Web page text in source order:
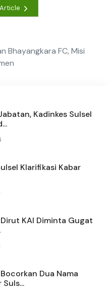
Bhayangkara FC, Misi
Kadinkes Sulsel
Klarifikasi Kabar
KAI Diminta Gugat
Dua Nama